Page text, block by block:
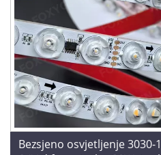
Bezsjeno osvjetljenje 3030-